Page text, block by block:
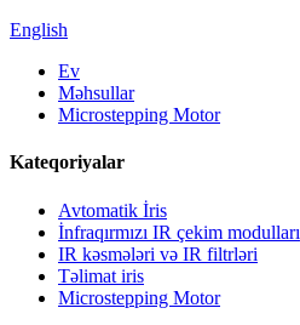
English
Ev
Məhsullar
Microstepping Motor
Kateqoriyalar
Avtomatik İris
İnfraqırmızı IR çekim modulları
IR kəsmələri və IR filtrləri
Təlimat iris
Microstepping Motor